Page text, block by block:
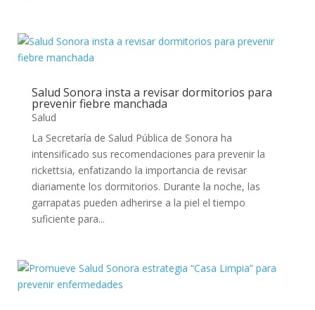
Salud Sonora insta a revisar dormitorios para
prevenir fiebre manchada
Salud
La Secretaría de Salud Pública de Sonora ha
intensificado sus recomendaciones para prevenir la
rickettsia, enfatizando la importancia de revisar
diariamente los dormitorios. Durante la noche, las
garrapatas pueden adherirse a la piel el tiempo
suficiente para...